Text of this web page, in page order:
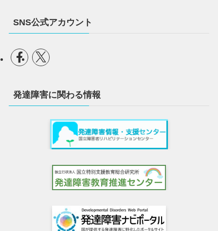
SNS公式アカウント
発達障害に関わる情報